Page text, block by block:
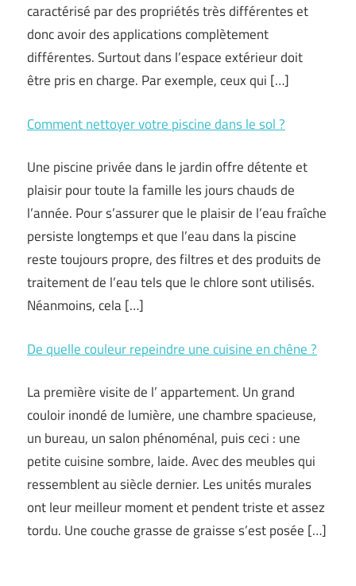
caractérisé par des propriétés très différentes et
donc avoir des applications complètement
différentes. Surtout dans l’espace extérieur doit
être pris en charge. Par exemple, ceux qui […]
Comment nettoyer votre piscine dans le sol ?
Une piscine privée dans le jardin offre détente et
plaisir pour toute la famille les jours chauds de
l’année. Pour s’assurer que le plaisir de l’eau fraîche
persiste longtemps et que l’eau dans la piscine
reste toujours propre, des filtres et des produits de
traitement de l’eau tels que le chlore sont utilisés.
Néanmoins, cela […]
De quelle couleur repeindre une cuisine en chêne ?
La première visite de l’ appartement. Un grand
couloir inondé de lumière, une chambre spacieuse,
un bureau, un salon phénoménal, puis ceci : une
petite cuisine sombre, laide. Avec des meubles qui
ressemblent au siècle dernier. Les unités murales
ont leur meilleur moment et pendent triste et assez
tordu. Une couche grasse de graisse s’est posée […]